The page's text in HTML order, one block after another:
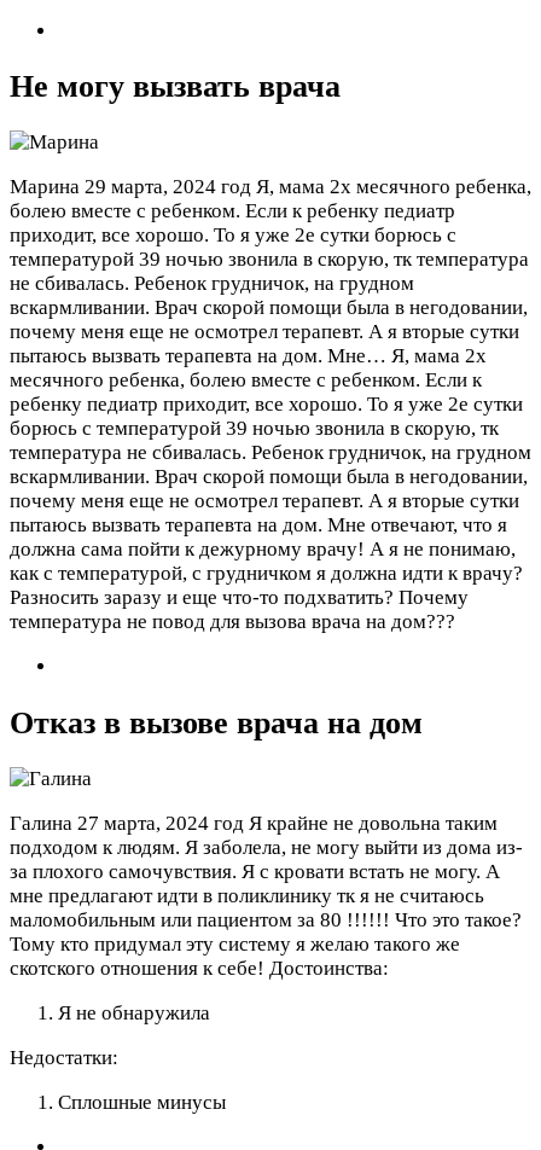
Не могу вызвать врача
Марина 29 марта, 2024 год Я, мама 2х месячного ребенка,
болею вместе с ребенком. Если к ребенку педиатр
приходит, все хорошо. То я уже 2е сутки борюсь с
температурой 39 ночью звонила в скорую, тк температура
не сбивалась. Ребенок грудничок, на грудном
вскармливании. Врач скорой помощи была в негодовании,
почему меня еще не осмотрел терапевт. А я вторые сутки
пытаюсь вызвать терапевта на дом. Мне… Я, мама 2х
месячного ребенка, болею вместе с ребенком. Если к
ребенку педиатр приходит, все хорошо. То я уже 2е сутки
борюсь с температурой 39 ночью звонила в скорую, тк
температура не сбивалась. Ребенок грудничок, на грудном
вскармливании. Врач скорой помощи была в негодовании,
почему меня еще не осмотрел терапевт. А я вторые сутки
пытаюсь вызвать терапевта на дом. Мне отвечают, что я
должна сама пойти к дежурному врачу! А я не понимаю,
как с температурой, с грудничком я должна идти к врачу?
Разносить заразу и еще что-то подхватить? Почему
температура не повод для вызова врача на дом???
Отказ в вызове врача на дом
Галина 27 марта, 2024 год Я крайне не довольна таким
подходом к людям. Я заболела, не могу выйти из дома из-
за плохого самочувствия. Я с кровати встать не могу. А
мне предлагают идти в поликлинику тк я не считаюсь
маломобильным или пациентом за 80 !!!!!! Что это такое?
Тому кто придумал эту систему я желаю такого же
скотского отношения к себе! Достоинства:
Я не обнаружила
Недостатки:
Сплошные минусы